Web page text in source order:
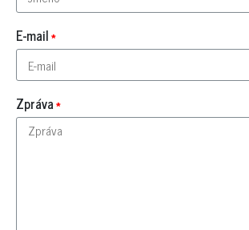
E-mail
Zpráva